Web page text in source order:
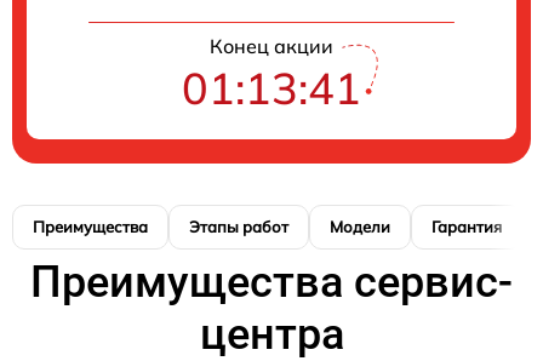
Конец акции
01:13:40
Преимущества Этапы работ Модели Гарантия
Преимущества сервис-
центра